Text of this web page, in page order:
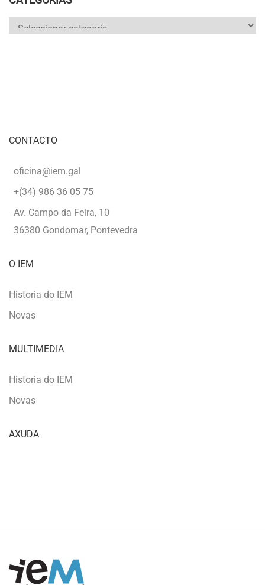
Categorías
CONTACTO
oficina@iem.gal
+(34) 986 36 05 75
Av. Campo da Feira, 10
36380 Gondomar, Pontevedra
O IEM
Historia do IEM
Novas
MULTIMEDIA
Historia do IEM
Novas
AXUDA